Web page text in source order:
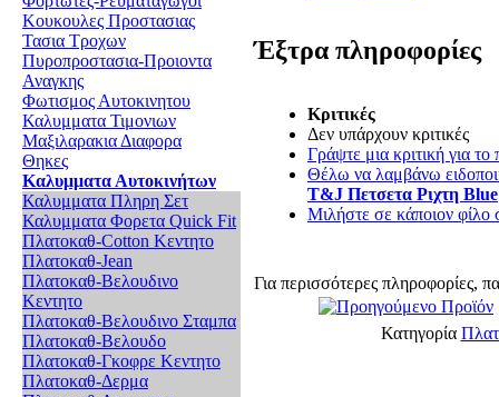
Κουκουλες Προστασιας
Τασια Τροχων
Πυροπροστασια-Προιοντα
Αναγκης
Φωτισμος Αυτοκινητου
Καλυμματα Τιμονιων
Μαξιλαρακια Διαφορα
Θηκες
Καλυμματα Αυτοκινήτων
Καλυμματα Πληρη Σετ
Καλυμματα Φορετα Quick Fit
Πλατοκαθ-Cotton Κεντητο
Πλατοκαθ-Jean
Πλατοκαθ-Βελουδινο
Κεντητο
Πλατοκαθ-Βελουδινο Σταμπα
Πλατοκαθ-Βελουδο
Πλατοκαθ-Γκοφρε Κεντητο
Πλατοκαθ-Δερμα
Έξτρα πληροφορίες
Κριτικές
Δεν υπάρχουν κριτικές
Γράψτε μια κριτική για το
Θέλω να λαμβάνω
T&J Πετσετα Ριχτη Blue
Μιλήστε σε κάποιον φίλο
Για περισσότερες πληροφορίες,
Κατηγορία